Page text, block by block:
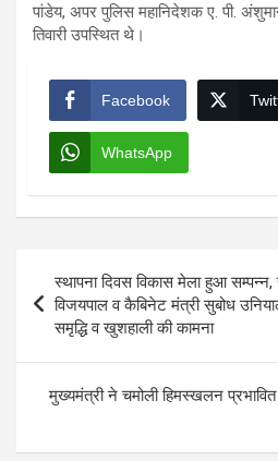
पांडेय, अपर पुलिस महानिदेशक ए. पी.
तिवारी उपस्थित थे।
Facebook
WhatsApp
navigation
स्थापना दिवस विकास मेला हुआ सम्पन्न,
विजयपाल व कैबिनेट मंत्री सुबोध
समृद्धि व खुशहाली की कामना
मुख्यमंत्री ने चमोली हिमस्खलन प्रभावित